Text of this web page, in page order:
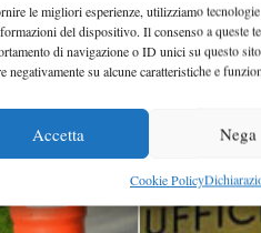
le migliori esperienze, utilizziamo
del dispositivo. Il consenso a queste
di navigazione o ID unici su questo
negativamente su alcune caratteristiche e
Accetta Nega
Cookie Policy